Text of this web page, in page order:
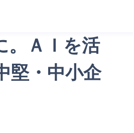
。ＡＩを活
堅・中小企